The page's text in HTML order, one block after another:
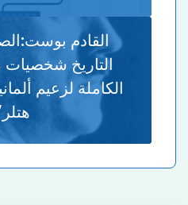
القادم بوست:
التاريخ
الكاملة لزعيم